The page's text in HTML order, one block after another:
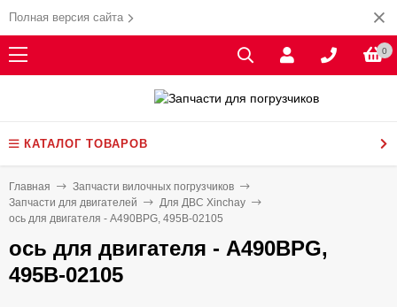
Полная версия сайта
0
КАТАЛОГ ТОВАРОВ
Главная
Запчасти вилочных погрузчиков
Запчасти для двигателей
Для ДВС Xinchay
ось для двигателя - A490BPG, 495B-02105
ось для двигателя - A490BPG,
495B-02105